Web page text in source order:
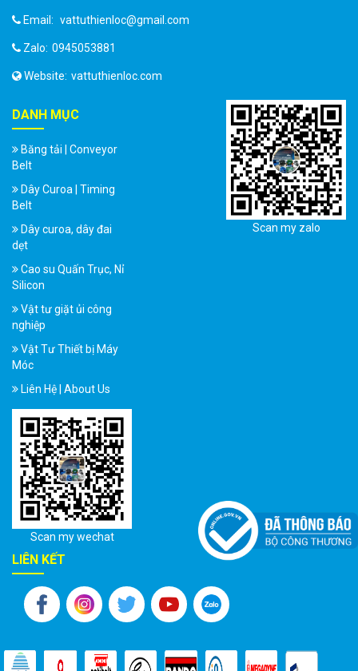
Email: vattuthienloc@gmail.com
Zalo: 0945053881
Website: vattuthienloc.com
DANH MỤC
Băng tải | Conveyor
Belt
Dây Curoa | Timing
Belt
Dây curoa, dây đai
dẹt
Cao su Quấn Trục, Nỉ
Silicon
Vật tư giặt ủi công
nghiệp
Vật Tư Thiết bị Máy
Móc
Liên Hệ | About Us
Scan my zalo
Scan my wechat
LIÊN KẾT